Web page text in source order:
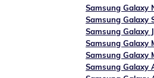
Samsung Galaxy
Samsung Galaxy
Samsung Galaxy
Samsung Galaxy
Samsung Galaxy
Samsung Galaxy